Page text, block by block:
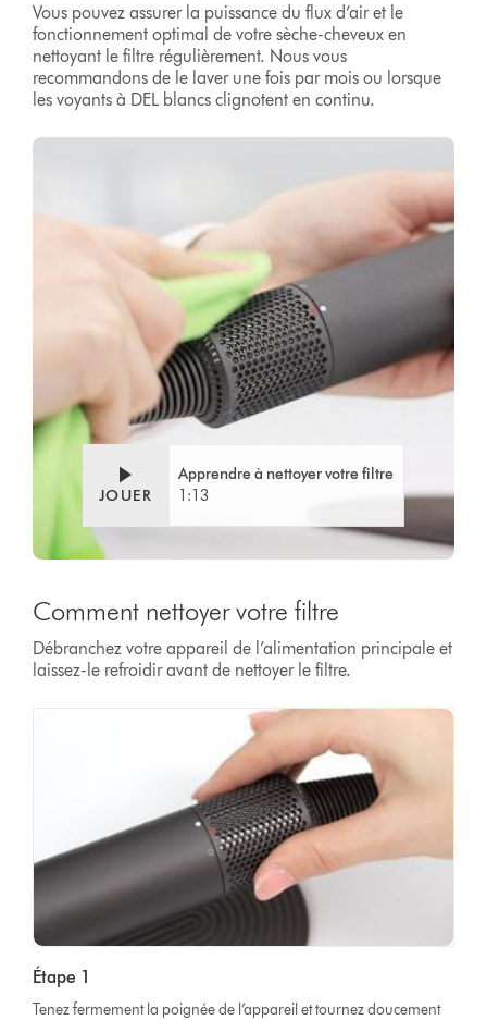
Vous pouvez assurer la puissance du flux d’air et le
fonctionnement optimal de votre sèche-cheveux en
nettoyant le filtre régulièrement. Nous vous
recommandons de le laver une fois par mois ou lorsque
les voyants à DEL blancs clignotent en continu.
transcription
JOUER
Apprendre à nettoyer votre filtre
1:13
Comment nettoyer votre filtre
Débranchez votre appareil de l’alimentation principale et
laissez-le refroidir avant de nettoyer le filtre.
Étape 1
Tenez fermement la poignée de l’appareil et tournez doucement